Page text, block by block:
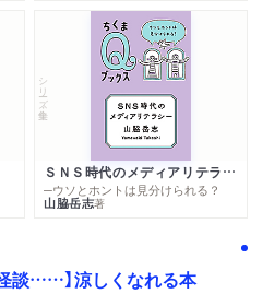
シリーズ・全集
ＳＮＳ時代のメディアリテラシー
─ウソとホントは見分けられる？
山脇岳志著
談……】涼しくなれる本